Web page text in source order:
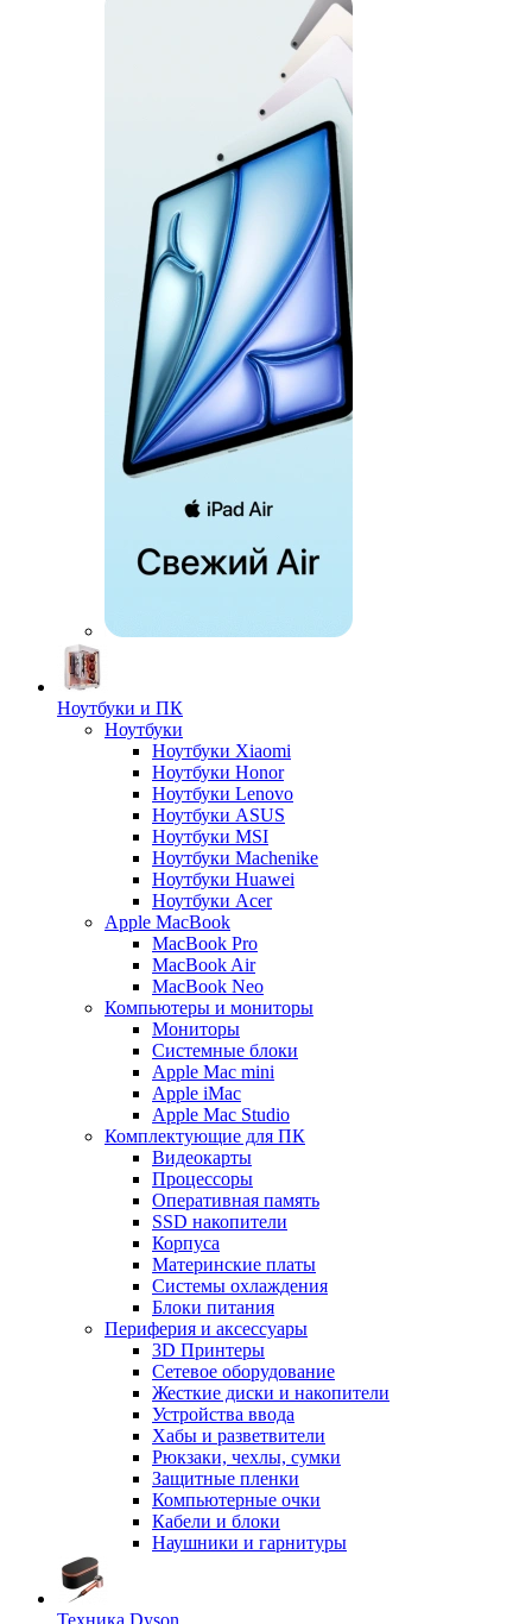
Ноутбуки и ПК
Ноутбуки
Ноутбуки Xiaomi
Ноутбуки Honor
Ноутбуки Lenovo
Ноутбуки ASUS
Ноутбуки MSI
Ноутбуки Machenike
Ноутбуки Huawei
Ноутбуки Acer
Apple MacBook
MacBook Pro
MacBook Air
MacBook Neo
Компьютеры и мониторы
Мониторы
Системные блоки
Apple Mac mini
Apple iMac
Apple Mac Studio
Комплектующие для ПК
Видеокарты
Процессоры
Оперативная память
SSD накопители
Корпуса
Материнские платы
Системы охлаждения
Блоки питания
Периферия и аксессуары
3D Принтеры
Сетевое оборудование
Жесткие диски и накопители
Устройства ввода
Хабы и разветвители
Рюкзаки, чехлы, сумки
Защитные пленки
Компьютерные очки
Кабели и блоки
Наушники и гарнитуры
Техника Dyson